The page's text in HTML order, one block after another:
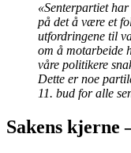
«Senterpartiet
på det å være et
utfordringene til
om å motarbeide
våre politikere
Dette er noe
11. bud for alle
Sakens kjerne